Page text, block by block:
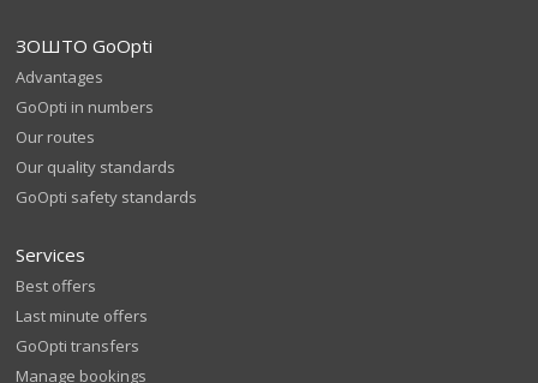
ЗОШТО GoOpti
Advantages
GoOpti in numbers
Our routes
Our quality standards
GoOpti safety standards
Services
Best offers
Last minute offers
GoOpti transfers
Manage bookings